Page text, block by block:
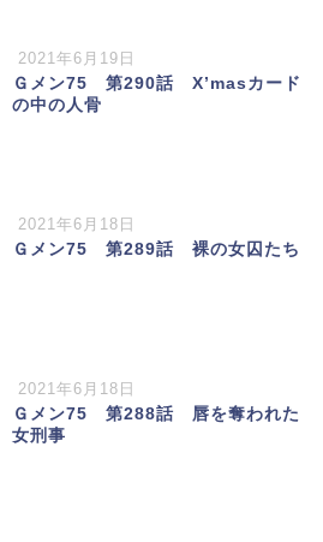
2021年6月19日
Ｇメン75 第290話 X’masカード
の中の人骨
2021年6月18日
Ｇメン75 第289話 裸の女囚たち
2021年6月18日
Ｇメン75 第288話 唇を奪われた
女刑事